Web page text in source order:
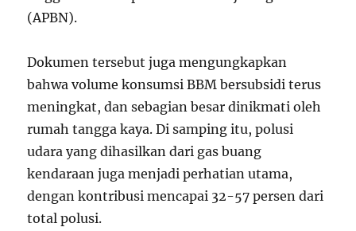
(APBN).
Dokumen tersebut juga mengungkapkan
bahwa volume konsumsi BBM bersubsidi terus
meningkat, dan sebagian besar dinikmati oleh
rumah tangga kaya. Di samping itu, polusi
udara yang dihasilkan dari gas buang
kendaraan juga menjadi perhatian utama,
dengan kontribusi mencapai 32-57 persen dari
total polusi.